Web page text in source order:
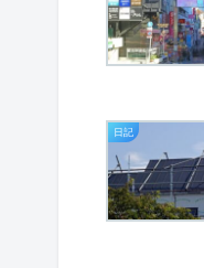
日記